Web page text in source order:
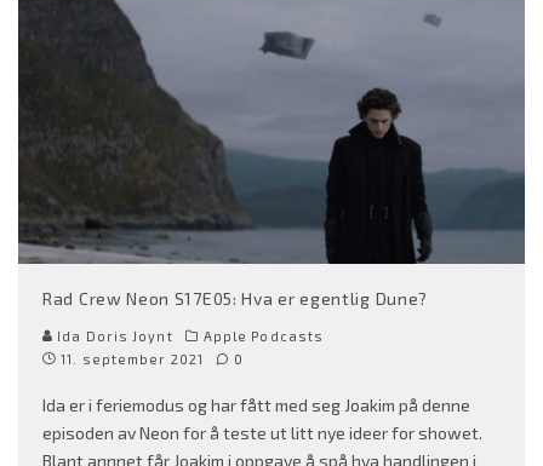
Rad Crew Neon S17E05: Hva er egentlig Dune?
Ida Doris Joynt
Apple Podcasts
11. september 2021
0
Ida er i feriemodus og har fått med seg Joakim på denne
episoden av Neon for å teste ut litt nye ideer for showet.
Blant annnet får Joakim i oppgave å spå hva handlingen i